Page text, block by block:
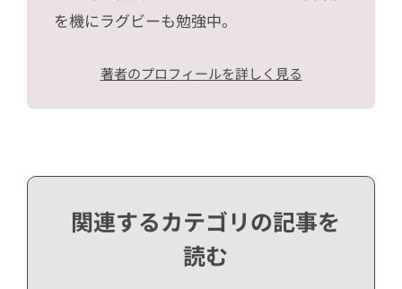
を機にラグビーも勉強中。
著者のプロフィールを詳しく見る
関連するカテゴリの記事を
読む